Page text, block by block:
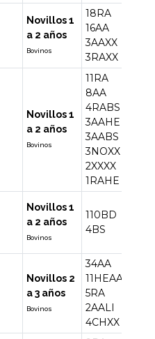
Novillos 1
a 2 años
Bovinos
18RA
16AA
3AAXX
3RAXX
Novillos 1
a 2 años
Bovinos
11RA
8AA
4RABS
3AAHE
3AABS
3NOXX
2XXXX
1RAHE
Novillos 1
a 2 años
Bovinos
110BD
4BS
Novillos 2
a 3 años
Bovinos
34AA
11HEAA
5RA
2AALI
4CHXX